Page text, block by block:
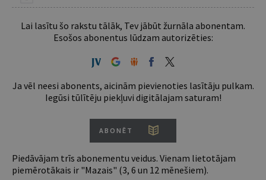
Lai lasītu šo rakstu tālāk, Tev jābūt žurnāla abonentam.
Esošos abonentus lūdzam autorizēties:
Ja vēl neesi abonents, aicinām pievienoties lasītāju pulkam.
Iegūsi tūlītēju piekļuvi digitālajam saturam!
ABONĒT
Piedāvājam trīs abonementu veidus. Vienam lietotājam
piemērotākais ir "Mazais" (3, 6 un 12 mēnešiem).